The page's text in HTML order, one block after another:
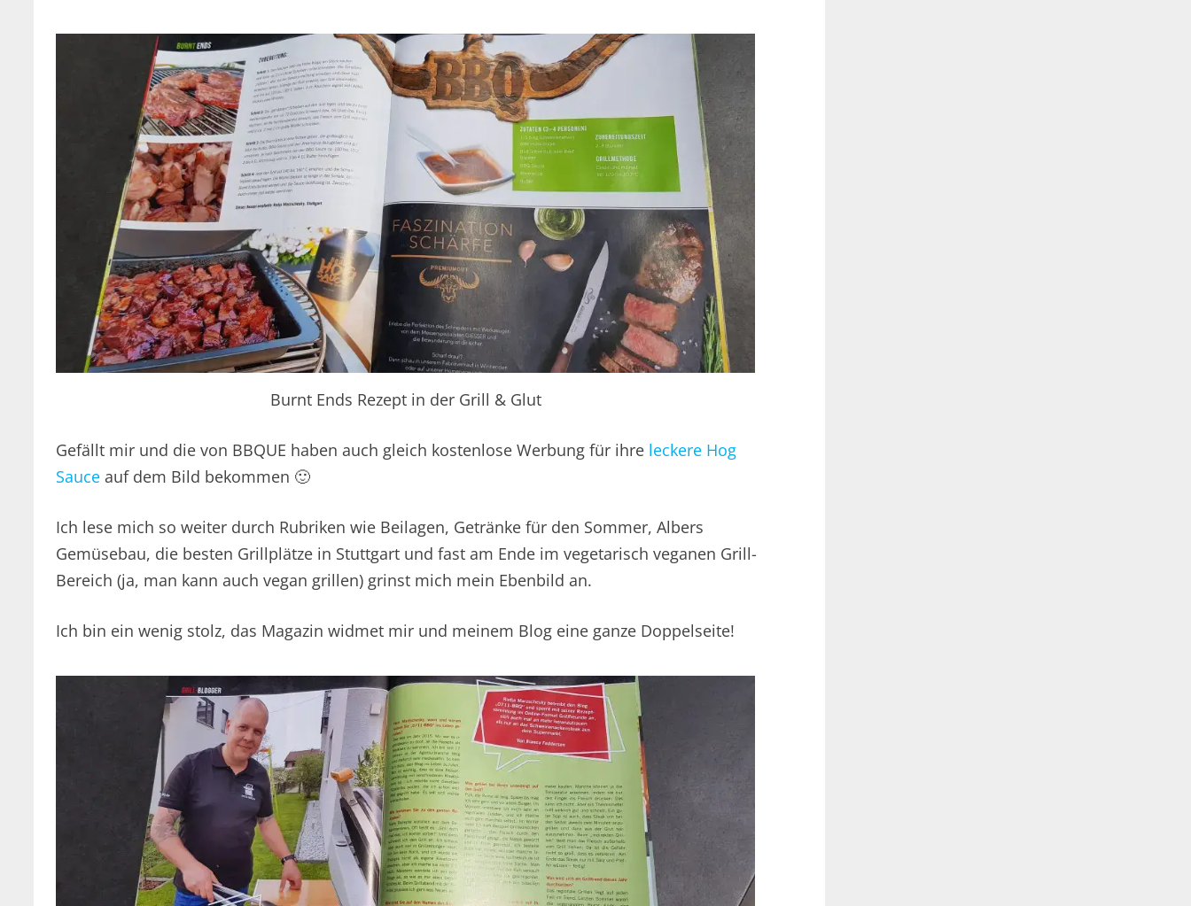
Burnt Ends Rezept in der Grill & Glut
Gefällt mir und die von BBQUE haben auch gleich kostenlose Werbung für ihre leckere Hog
Sauce auf dem Bild bekommen 🙂
Ich lese mich so weiter durch Rubriken wie Beilagen, Getränke für den Sommer, Albers
Gemüsebau, die besten Grillplätze in Stuttgart und fast am Ende im vegetarisch veganen Grill-
Bereich (ja, man kann auch vegan grillen) grinst mich mein Ebenbild an.
Ich bin ein wenig stolz, das Magazin widmet mir und meinem Blog eine ganze Doppelseite!